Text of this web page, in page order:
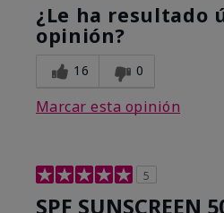
¿Le ha resultado
opinión?
16 0
Marcar esta opinión
5
SPF SUNSCREEN